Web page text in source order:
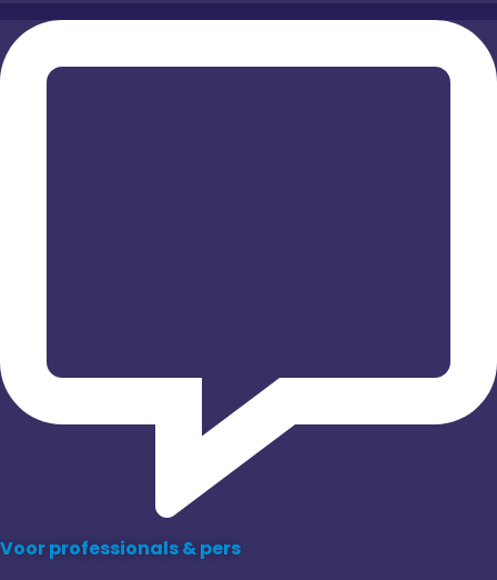
Voor professionals & pers